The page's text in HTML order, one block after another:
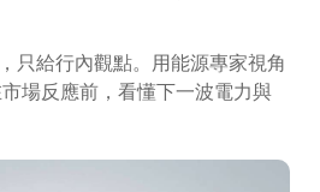
只給行內觀點。用能源專家視角
場反應前，看懂下一波電力與